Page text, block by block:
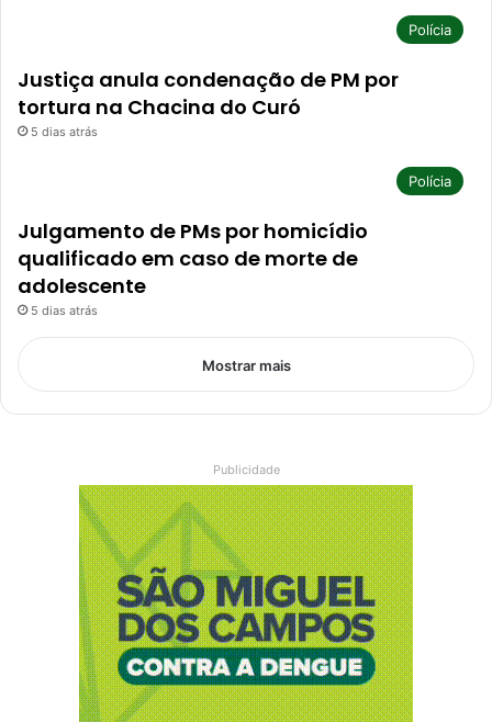
Polícia
Justiça anula condenação de PM por
tortura na Chacina do Curó
5 dias atrás
Polícia
Julgamento de PMs por homicídio
qualificado em caso de morte de
adolescente
5 dias atrás
Mostrar mais
Publicidade